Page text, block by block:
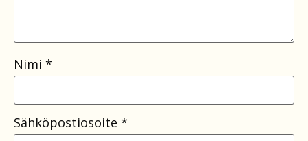
Nimi *
Sähköpostiosoite *